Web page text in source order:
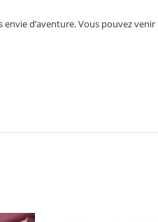
d’aventure.Vous pouvez